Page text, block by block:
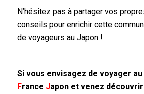
N’hésitez pas à partager vos
conseils pour enrichir cette
de voyageurs au Japon !
Si vous envisagez de voyager
France Japon et venez